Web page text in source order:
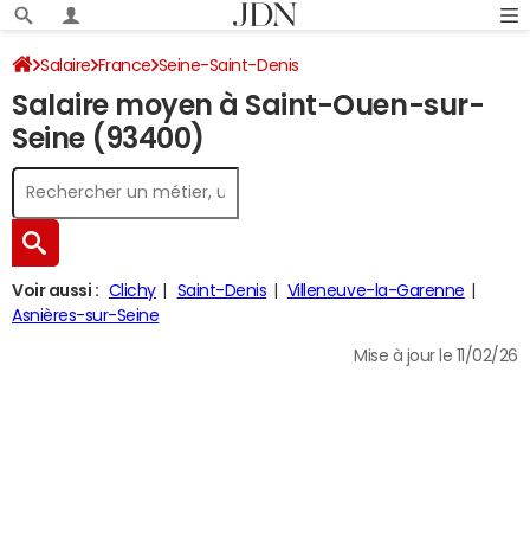
Salaire France Seine-Saint-Denis
Salaire moyen à Saint-Ouen-sur-
Seine (93400)
Voir aussi : Clichy Saint-Denis
Villeneuve-la-Garenne
Asnières-sur-Seine
Mise à jour le 11/02/26